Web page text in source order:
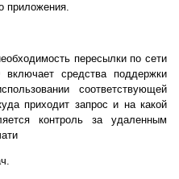
приложения.
пересылки по сети
средства поддержки
соответствующей
приходит запрос и на какой
контроль за удаленным